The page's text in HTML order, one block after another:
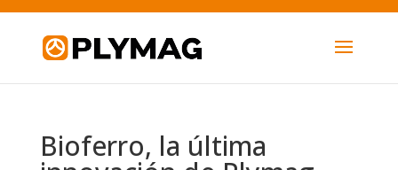
Bioferro, la última